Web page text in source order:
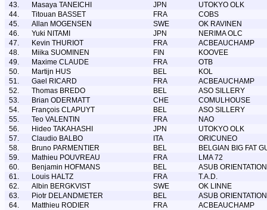
43.
Masaya TANEICHI JPN
UTOKYO OLK
44.
Titouan BASSET FRA
COBS
45.
Allan MOGENSEN SWE
OK RAVINEN
46.
Yuki NITAMI JPN
NERIMA OLC
47.
Kevin THURIOT FRA
ACBEAUCHAMP
48.
Miika SUOMINEN FIN
KOOVEE
49.
Maxime CLAUDE FRA
OTB
50.
Martijn HUS BEL
KOL
51.
Gael RICARD FRA
ACBEAUCHAMP
52.
Thomas BREDO BEL
ASO SILLERY
53.
Brian ODERMATT CHE
COMULHOUSE
54.
François CLAPUYT BEL
ASO SILLERY
55.
Teo VALENTIN FRA
NAO
56.
Hideo TAKAHASHI JPN
UTOKYO OLK
57.
Claudio BALBO ITA
ORICUNEO
58.
Bruno PARMENTIER BEL
BELGIAN BIG FAT
59.
Mathieu POUVREAU FRA
LMA 72
60.
Benjamin HOFMANS BEL
ASUB
61.
Louis HALTZ FRA
T.A.D.
62.
Albin BERGKVIST SWE
OK LINNE
63.
Piotr DELANDMETER BEL
ASUB
64.
Matthieu RODIER FRA
ACBEAUCHAMP